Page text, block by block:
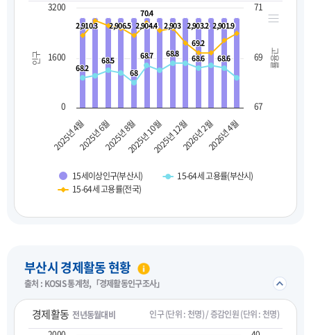
인구 고용률
2,910.3
2,910.3 2,906.5
2,906.5 2,904.4
2,904.4 2,903
2,903 2,903.2
2,903.2 2,901.9
2,901.9
68.2
68.2
68.5
68.5
68
68
68.7
68.7 68.8
68.8 68.6
68.6 68.6
68.6
70.4
70.4
69.2
69.2
15세이상인구(부산시)
15-64세 고용률(부산시)
15-64세 고용률(전국)
2025년 4월2025년 6월2025년 8월2025년 10월2025년 12월2026년 2월2026년 4월
0
1600
3200
67
69
71
부산시 경제활동 현황
출처 : KOSIS 통계청,「경제활동인구조사」 접기/
경제활동 전년동월대비 인구 (단위 : 천명) / 증감인원 (단위 : 천명)